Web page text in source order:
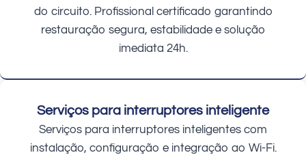
do circuito. Profissional certificado garantindo
restauração segura, estabilidade e solução
imediata 24h.
Serviços para interruptores inteligente
Serviços para interruptores inteligentes com
instalação, configuração e integração ao Wi-Fi.